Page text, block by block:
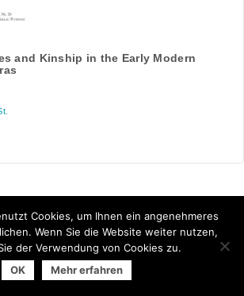
and Kinship in the Early Modern
der Universitätsverlage | powered
|Impressum|Datenschutzhinweise
Cookies, um Ihnen ein angenehmeres
Wenn Sie die Website weiter nutzen,
der Verwendung von Cookies zu.
OK
Mehr erfahren